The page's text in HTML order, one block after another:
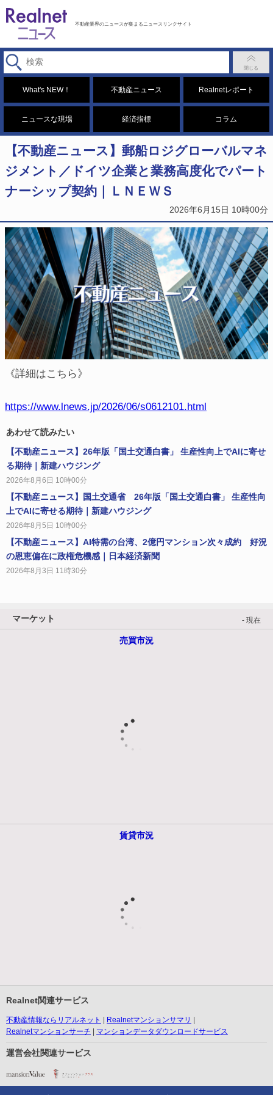
不動産業界のニュースが集まるニュースリンクサイト
What's NEW！ 不動産ニュース Realnetレポート
ニュースな現場 経済指標 コラム
【不動産ニュース】郵船ロジグローバルマネ
ジメント／ドイツ企業と業務高度化でパート
ナーシップ契約｜ＬＮＥＷＳ
2026年6月15日 10時00分
《詳細はこちら》
https://www.lnews.jp/2026/06/s0612101.html
あわせて読みたい
【不動産ニュース】26年版「国土交通白書」 生産性向上でAIに寄せ
る期待｜新建ハウジング
2026年8月6日 10時00分
【不動産ニュース】国土交通省 26年版「国土交通白書」 生産性向
上でAIに寄せる期待｜新建ハウジング
2026年8月5日 10時00分
【不動産ニュース】AI特需の台湾、2億円マンション次々成約 好況
の恩恵偏在に政権危機感｜日本経済新聞
2026年8月3日 11時30分
マーケット - 現在
売買市況
賃貸市況
Realnet関連サービス
不動産情報ならリアルネット
Realnetマンションサマリ
Realnetマンションサーチ
マンションデータダウンロードサービス
運営会社関連サービス